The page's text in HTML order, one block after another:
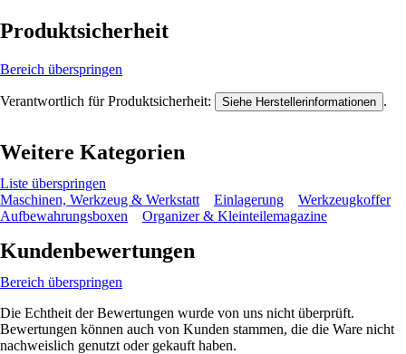
Produktsicherheit
Bereich überspringen
Verantwortlich für Produktsicherheit: Siehe Herstellerinformationen .
Weitere Kategorien
Liste überspringen
Maschinen, Werkzeug & Werkstatt
Einlagerung
Werkzeugkoffer
Aufbewahrungsboxen
Organizer & Kleinteilemagazine
Kundenbewertungen
Bereich überspringen
Die Echtheit der Bewertungen wurde von uns nicht überprüft.
Bewertungen können auch von Kunden stammen, die die Ware nicht
nachweislich genutzt oder gekauft haben.